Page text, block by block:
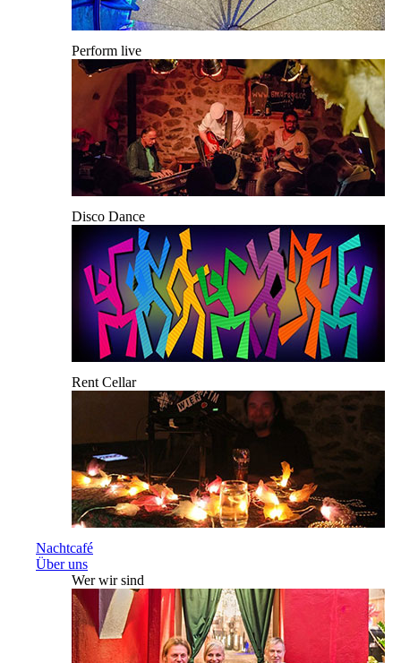
Perform live
Disco Dance
Rent Cellar
Nachtcafé
Über uns
Wer wir sind